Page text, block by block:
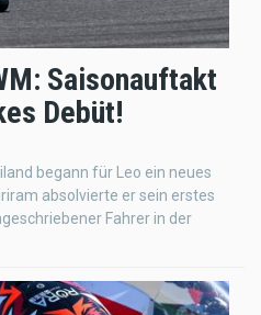
Saisonauftakt
Debüt!
begann für Leo ein neues
absolvierte er sein erstes
Fahrer in der